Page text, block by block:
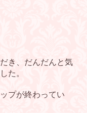
き、だんだんと気
た。
プが終わってい